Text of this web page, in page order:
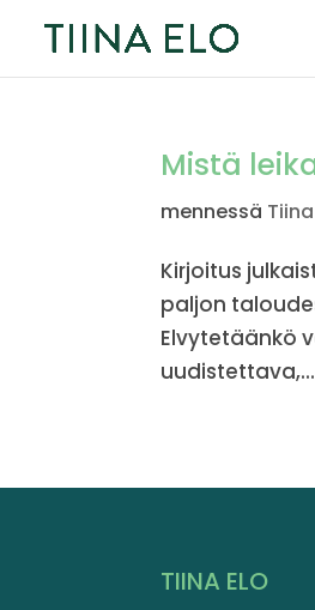
Mistä
mennessä
Kirjoitus
paljon
Elvytetäänkö
uudistettava,...
TIINA ELO